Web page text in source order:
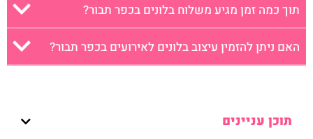
תוכן עניינים
תוך כמה זמן מגיע משלוח בלונים בכפר תבור?
האם ניתן להזמין עיצוב בלונים לאירועים בכפר תבור?